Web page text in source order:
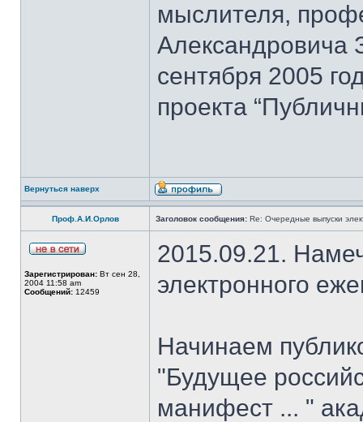
мыслителя,
Александровича
сентября 2005
проекта
Вернуться наверх
Проф.А.И.Орлов Заголовок сообщения: Re: Очередные выпуски
Зарегистрирован: Вт сен 28,
2004 11:58 am
Сообщений: 12459
2015.09.21.
электронного
Начинаем
"Будущее
манифест ... "